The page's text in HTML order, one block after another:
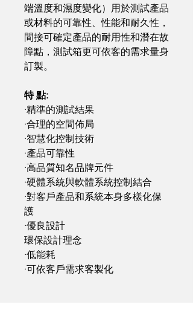
端溫度和濕度變化）用於測試產品
或材料的可靠性、性能和耐久性，
間接可確定產品的耐用性和潛在故
障點，測試箱更可依客的需求量身
訂製。
特 點:
·精準的測試結果
·合理的空間佈局
·智慧化控制技術
·產品可靠性
·高品質知名品牌元件
·硬體系統與軟體系統控制結合
·對客戶產品和系統本身多樣化保
護
·優良設計
環保設計理念
·低能耗
·可依客戶需求客製化